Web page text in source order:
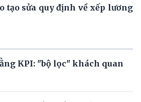
tạo sửa quy định về xếp lương
KPI: "bộ lọc" khách quan